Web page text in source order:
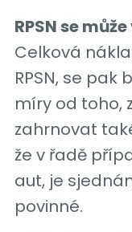
RPSN se
Celková
RPSN, se
míry od toho,
zahrnovat
že v řadě
aut, je
povinné.